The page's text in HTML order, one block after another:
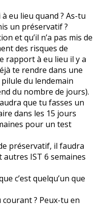
eu lieu quand ? As-tu
un préservatif ?
et qu’il n’a pas mis de
des risques de
rapport à eu lieu il y a
te rendre dans une
du lendemain
du nombre de jours).
que tu fasses un
dans les 15 jours
pour un test
préservatif, il faudra
IST 6 semaines
c’est quelqu’un que
courant ? Peux-tu en